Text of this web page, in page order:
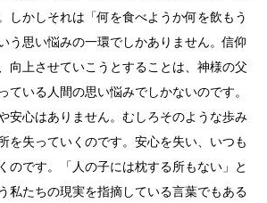
しかしそれは「何を食べようか何を飲もう
う思い悩みの一環でしかありません。信仰
向上させていこうとすることは、神様の父
ている人間の思い悩みでしかないのです。
安心はありません。むしろそのような歩み
を失っていくのです。安心を失い、いつも
のです。「人の子には枕する所もない」と
私たちの現実を指摘している言葉でもある